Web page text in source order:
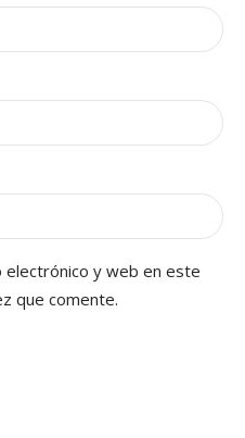
electrónico y web en este
que comente.